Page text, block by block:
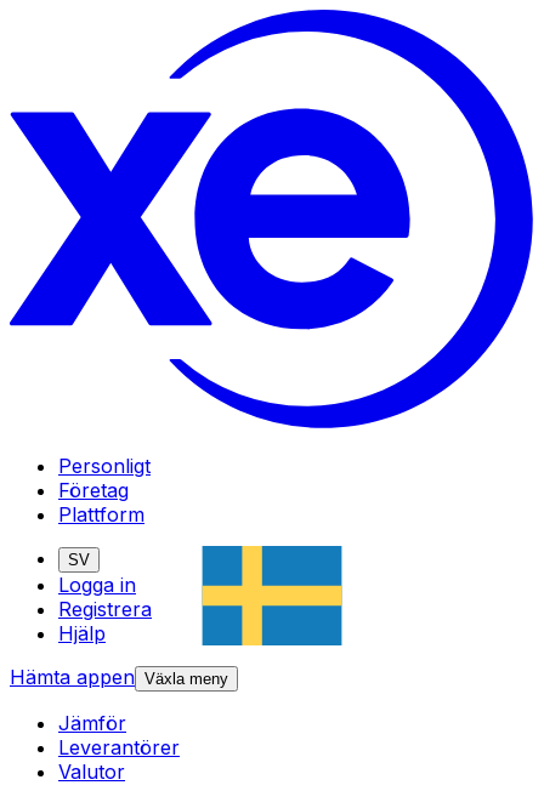
Personligt
Företag
Plattform
SV
Logga in
Registrera
Hjälp
Hämta appen Växla meny
Jämför
Leverantörer
Valutor